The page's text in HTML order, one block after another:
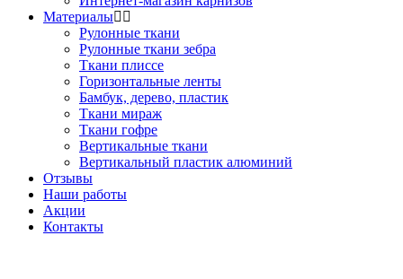
Материалы
Рулонные ткани
Рулонные ткани зебра
Ткани плиссе
Горизонтальные ленты
Бамбук, дерево, пластик
Ткани мираж
Ткани гофре
Вертикальные ткани
Вертикальный пластик алюминий
Отзывы
Наши работы
Акции
Контакты